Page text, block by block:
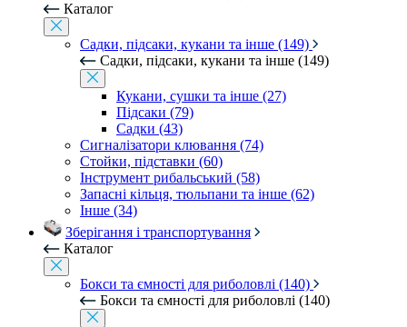
Каталог
Садки, підсаки, кукани та інше (149)
Садки, підсаки, кукани та інше (149)
Кукани, сушки та інше (27)
Підсаки (79)
Садки (43)
Сигналізатори клювання (74)
Стойки, підставки (60)
Інструмент рибальський (58)
Запасні кільця, тюльпани та інше (62)
Інше (34)
Зберігання і транспортування
Каталог
Бокси та ємності для риболовлі (140)
Бокси та ємності для риболовлі (140)